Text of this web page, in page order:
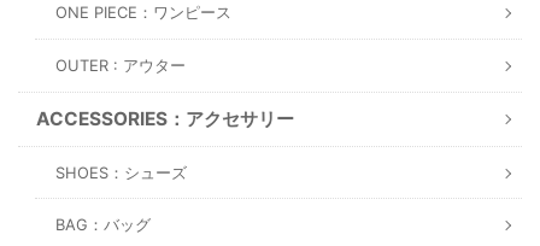
ONE PIECE：ワンピース
OUTER : アウター
ACCESSORIES：アクセサリー
SHOES：シューズ
BAG：バッグ